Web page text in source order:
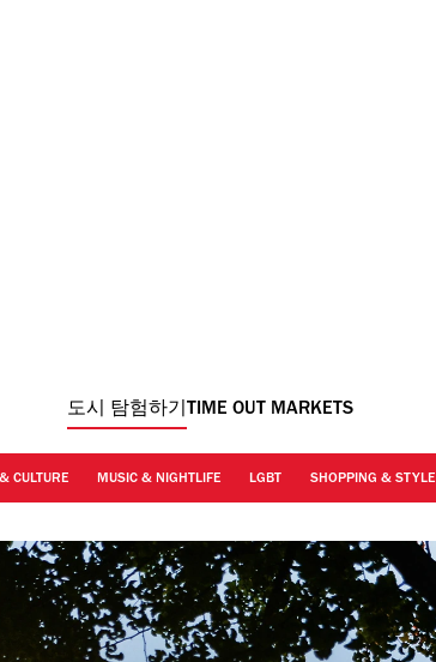
도시 탐험하기 TIME OUT MARKETS
CULTURE MUSIC & NIGHTLIFE LGBT SHOPPING & STYLE